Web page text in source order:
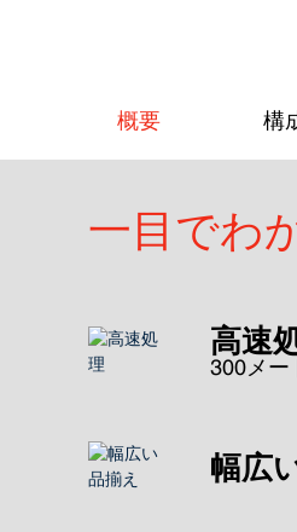
概要 構
一目でわ
高速
300メー
幅広